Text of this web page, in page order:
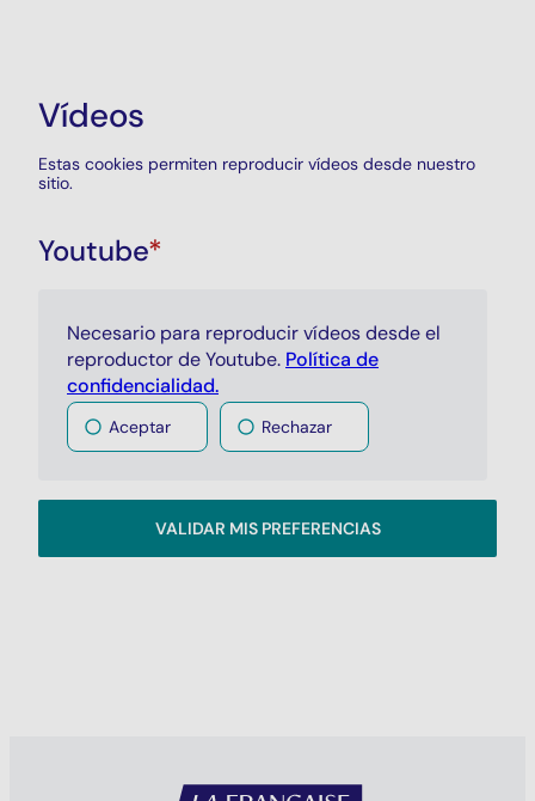
Vídeos
Estas cookies permiten reproducir vídeos desde nuestro
sitio.
Youtube*
Necesario para reproducir vídeos desde el
reproductor de Youtube. Política de
confidencialidad.
Aceptar Rechazar
VALIDAR MIS PREFERENCIAS